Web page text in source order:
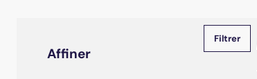
Affiner